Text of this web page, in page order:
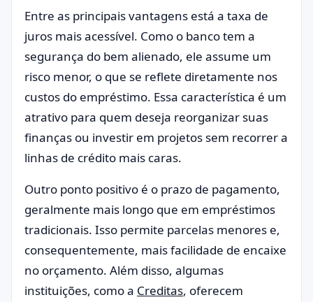
Entre as principais vantagens está a taxa de
juros mais acessível. Como o banco tem a
segurança do bem alienado, ele assume um
risco menor, o que se reflete diretamente nos
custos do empréstimo. Essa característica é um
atrativo para quem deseja reorganizar suas
finanças ou investir em projetos sem recorrer a
linhas de crédito mais caras.
Outro ponto positivo é o prazo de pagamento,
geralmente mais longo que em empréstimos
tradicionais. Isso permite parcelas menores e,
consequentemente, mais facilidade de encaixe
no orçamento. Além disso, algumas
instituições, como a Creditas, oferecem